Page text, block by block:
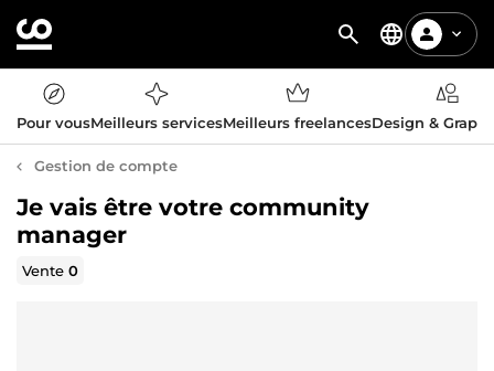
Pour vousMeilleurs servicesMeilleurs freelancesDesign &
Gestion de compte
Je vais être votre community
manager
Vente0